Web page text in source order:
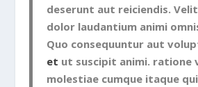
deserunt aut reiciendis.
dolor laudantium animi
Quo consequuntur aut
et ut suscipit animi. ratione
molestiae cumque itaque